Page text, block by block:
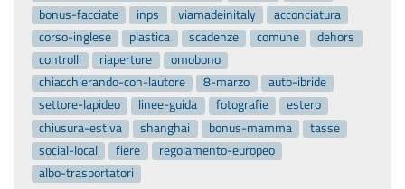
bonus-facciate
inps viamadeinitaly
acconciatura
corso-inglese
plastica scadenze comune
dehors
controlli
riaperture
omobono
chiacchierando-con-lautore
8-marzo
auto-ibride
settore-lapideo
linee-guida fotografie
estero
chiusura-estiva
shanghai bonus-mamma
tasse
social-local
fiere
regolamento-europeo
albo-trasportatori